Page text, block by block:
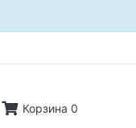
Корзина 0